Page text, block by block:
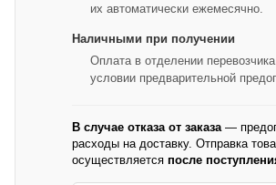
их автоматически ежемесячно.
Наличными при получении
Оплата в отделении
условии предварительной
В случае отказа от заказа—
расходы на доставку. Отправка
осуществляется после